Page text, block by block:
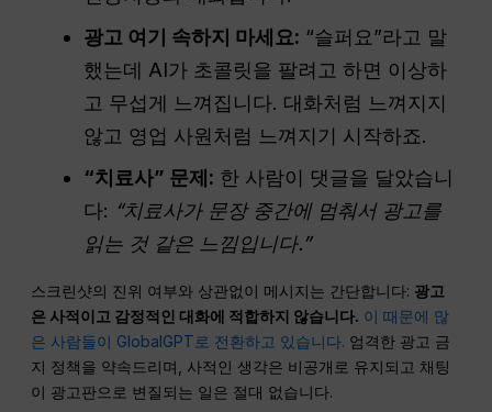
광고 여기 속하지 마세요: “슬퍼요”라고 말
했는데 AI가 초콜릿을 팔려고 하면 이상하
고 무섭게 느껴집니다. 대화처럼 느껴지지
않고 영업 사원처럼 느껴지기 시작하죠.
“치료사” 문제: 한 사람이 댓글을 달았습니
다: “치료사가 문장 중간에 멈춰서 광고를
읽는 것 같은 느낌입니다.”
스크린샷의 진위 여부와 상관없이 메시지는 간단합니다: 광고
은 사적이고 감정적인 대화에 적합하지 않습니다. 이 때문에 많
은 사람들이 GlobalGPT로 전환하고 있습니다. 엄격한 광고 금
지 정책을 약속드리며, 사적인 생각은 비공개로 유지되고 채팅
이 광고판으로 변질되는 일은 절대 없습니다.